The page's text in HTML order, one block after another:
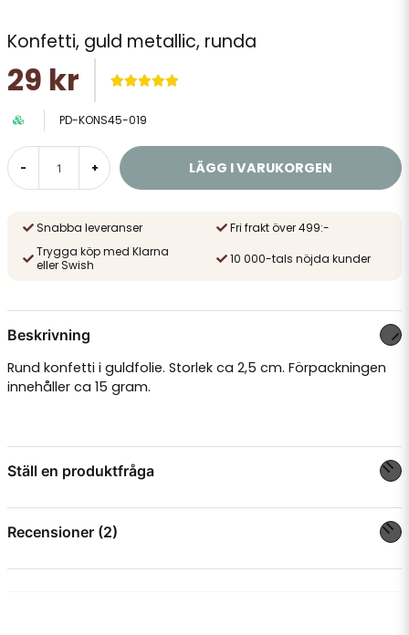
Konfetti, guld metallic, runda
29 kr
PD-KONS45-019
- + LÄGG I VARUKORGEN
Snabba leveranser
Fri frakt över 499:-
Trygga köp med Klarna
eller Swish
10 000-tals nöjda kunder
Beskrivning
Rund konfetti i guldfolie. Storlek ca 2,5 cm. Förpackningen
innehåller ca 15 gram.
Ställ en produktfråga
Fråga oss något om denna produkten...
Recensioner (2)